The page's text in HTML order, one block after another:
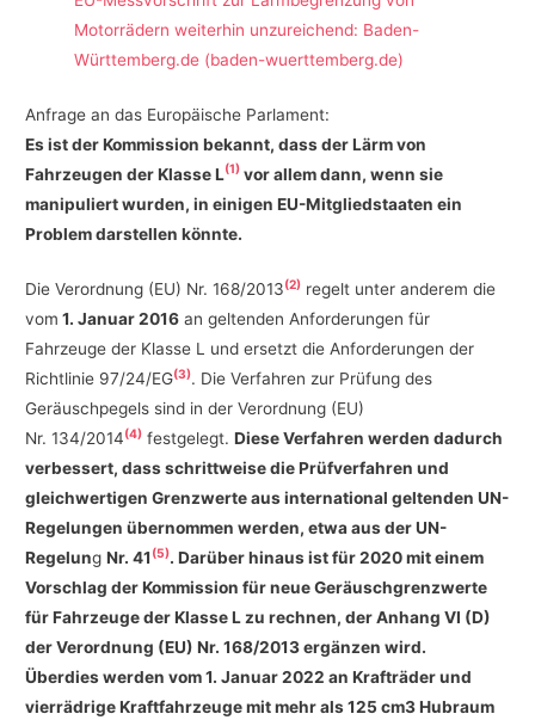
Motorrädern weiterhin unzureichend: Baden-
Württemberg.de (baden-wuerttemberg.de)
Anfrage an das Europäische Parlament:
Es ist der Kommission bekannt, dass der Lärm von
Fahrzeugen der Klasse L(1) vor allem dann, wenn sie
manipuliert wurden, in einigen EU-Mitgliedstaaten ein
Problem darstellen könnte.
Die Verordnung (EU) Nr. 168/2013(2) regelt unter anderem die
vom 1. Januar 2016 an geltenden Anforderungen für
Fahrzeuge der Klasse L und ersetzt die Anforderungen der
Richtlinie 97/24/EG(3). Die Verfahren zur Prüfung des
Geräuschpegels sind in der Verordnung (EU)
Nr. 134/2014(4) festgelegt.Diese Verfahren werden dadurch
verbessert, dass schrittweise die Prüfverfahren und
gleichwertigen Grenzwerte aus international geltenden UN-
Regelungen übernommen werden, etwa aus der UN-
RegelungNr. 41(5). Darüber hinaus ist für 2020 mit einem
Vorschlag der Kommission für neue Geräuschgrenzwerte
für Fahrzeuge der Klasse L zu rechnen, der Anhang VI (D)
der Verordnung (EU) Nr. 168/2013 ergänzen wird.
Überdies werden vom 1. Januar 2022 an Krafträder und
vierrädrige Kraftfahrzeuge mit mehr als 125 cm3 Hubraum